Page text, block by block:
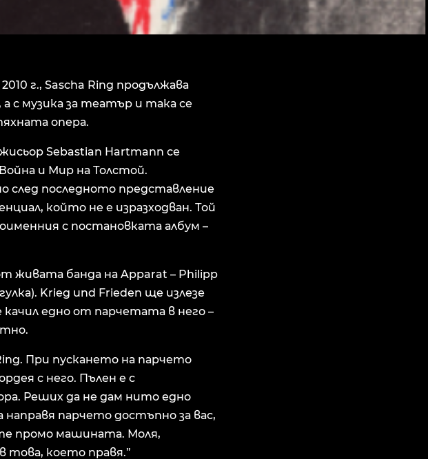
г., Sascha Ring продължава
с музика за театър и така се
опера.
Sebastian Hartmann се
и Мир на Толстой.
след последното представление
който не е изразходван. Той
с постановката албум –
живата банда на Apparat – Philipp
Krieg und Frieden ще излезе
качил едно от парчетата в него –
При пускането на парчето
с него. Пълен е с
Реших да не дам нито едно
парчето достъпно за вас,
промо машината. Моля,
това, което правя.”